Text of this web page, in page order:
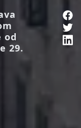
od
29.